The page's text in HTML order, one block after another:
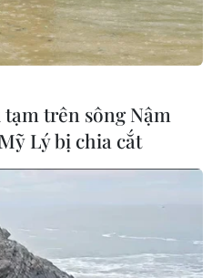
vs
thưởng
nhận
lợi trước
trên sông Nậm
Lý bị chia cắt